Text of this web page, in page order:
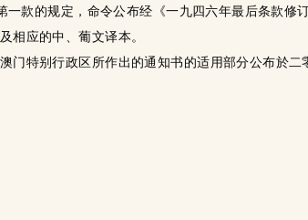
款的规定，命令公布经《一九四六年最后条款修
相应的中、葡文译本。
门特别行政区所作出的通知书的适用部分公布於